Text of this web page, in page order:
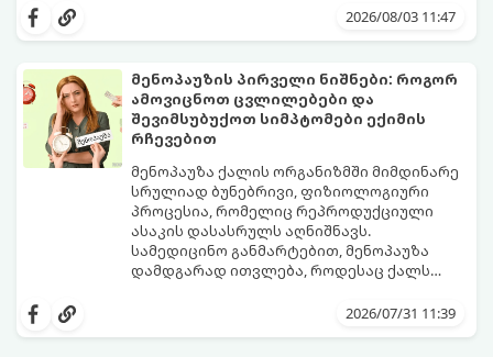
2026/08/03 11:47
მენოპაუზის პირველი ნიშნები: როგორ
ამოვიცნოთ ცვლილებები და
შევიმსუბუქოთ სიმპტომები ექიმის
რჩევებით
მენოპაუზა ქალის ორგანიზმში მიმდინარე
სრულიად ბუნებრივი, ფიზიოლოგიური
პროცესია, რომელიც რეპროდუქციული
ასაკის დასასრულს აღნიშნავს.
სამედიცინო განმარტებით, მენოპაუზა
დამდგარად ითვლება, როდესაც ქალს
ცვლილებები ამ მომენტამდე ბევრად ადრე
2026/07/31 11:39